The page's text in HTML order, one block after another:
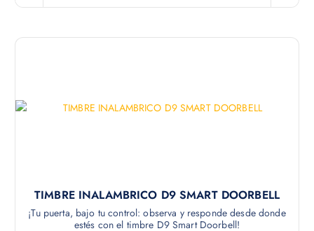
TIMBRE INALAMBRICO D9 SMART DOORBELL
¡Tu puerta, bajo tu control: observa y responde desde donde
estés con el timbre D9 Smart Doorbell!